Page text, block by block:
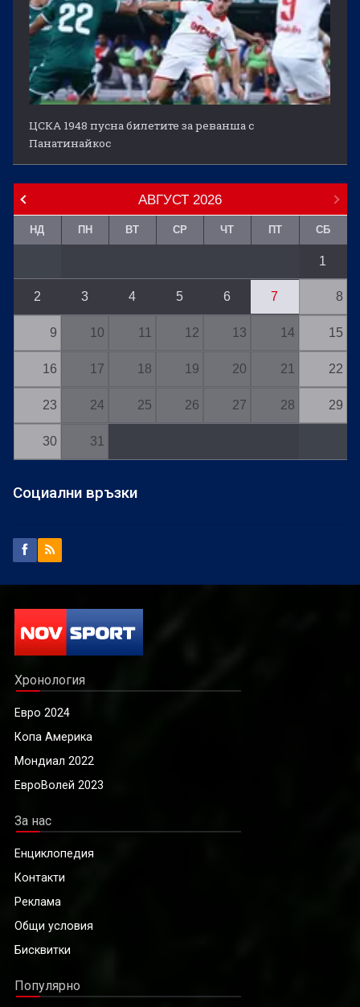
ЦСКА 1948 пусна билетите за реванша с
Панатинайкос
АВГУСТ 2026
НД ПН ВТ СР ЧТ ПТ СБ
1
2 3 4 5 6 7 8
9 10 11 12 13 14 15
16 17 18 19 20 21 22
23 24 25 26 27 28 29
30 31
Социални връзки
Хронология
Евро 2024
Копа Америка
Мондиал 2022
ЕвроВолей 2023
За нас
Енциклопедия
Контакти
Реклама
Общи условия
Бисквитки
Популярно